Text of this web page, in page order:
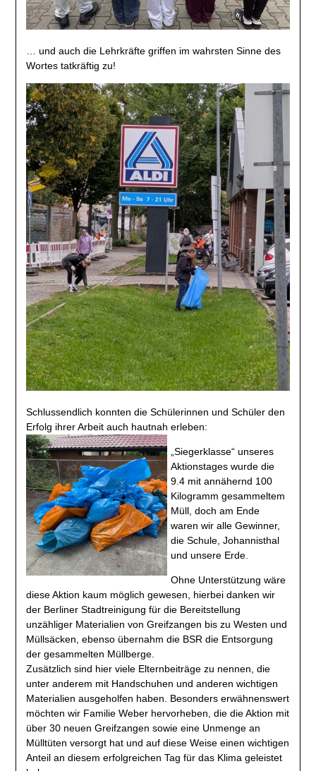
… und auch die Lehrkräfte griffen im wahrsten Sinne des
Wortes tatkräftig zu!
Schlussendlich konnten die Schülerinnen und Schüler den
Erfolg ihrer Arbeit auch hautnah erleben:
„Siegerklasse“ unseres
Aktionstages wurde die
9.4 mit annähernd 100
Kilogramm gesammeltem
Müll, doch am Ende
waren wir alle Gewinner,
die Schule, Johannisthal
und unsere Erde.
Ohne Unterstützung wäre
diese Aktion kaum möglich gewesen, hierbei danken wir
der Berliner Stadtreinigung für die Bereitstellung
unzähliger Materialien von Greifzangen bis zu Westen und
Müllsäcken, ebenso übernahm die BSR die Entsorgung
der gesammelten Müllberge.
Zusätzlich sind hier viele Elternbeiträge zu nennen, die
unter anderem mit Handschuhen und anderen wichtigen
Materialien ausgeholfen haben. Besonders erwähnenswert
möchten wir Familie Weber hervorheben, die die Aktion mit
über 30 neuen Greifzangen sowie eine Unmenge an
Mülltüten versorgt hat und auf diese Weise einen wichtigen
Anteil an diesem erfolgreichen Tag für das Klima geleistet